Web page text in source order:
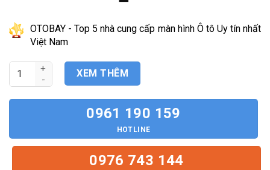
tại
là:
11.800.000₫.
OTOBAY - Top 5 nhà cung cấp màn hình Ô tô Uy tín nhất
Việt Nam
Màn hình Android Mercedes GLC200 GLC250 GLC300 số lượng
XEM THÊM
0961 190 159
HOTLINE
0976 743 144